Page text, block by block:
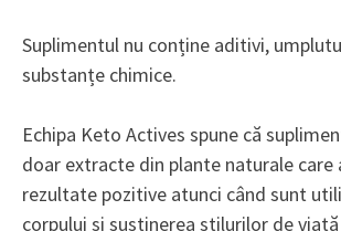
Suplimentul nu conține aditivi,
substanțe chimice.
Echipa Keto Actives spune că
doar extracte din plante naturale care
rezultate pozitive atunci când sunt
corpului și susținerea stilurilor de